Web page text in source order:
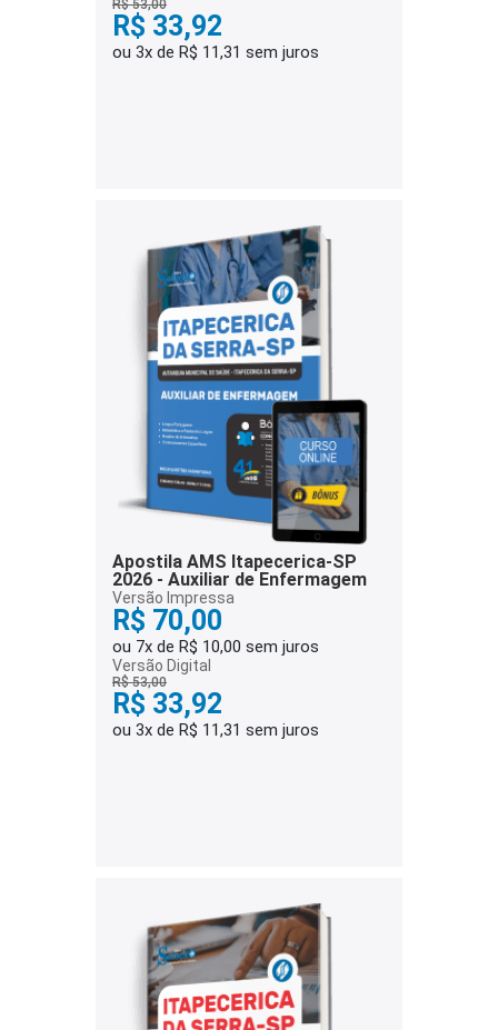
R$ 53,00
R$ 33,92
ou 3x de R$ 11,31 sem juros
Apostila AMS Itapecerica-SP
2026 - Auxiliar de Enfermagem
Versão Impressa
R$ 70,00
ou 7x de R$ 10,00 sem juros
Versão Digital
R$ 53,00
R$ 33,92
ou 3x de R$ 11,31 sem juros